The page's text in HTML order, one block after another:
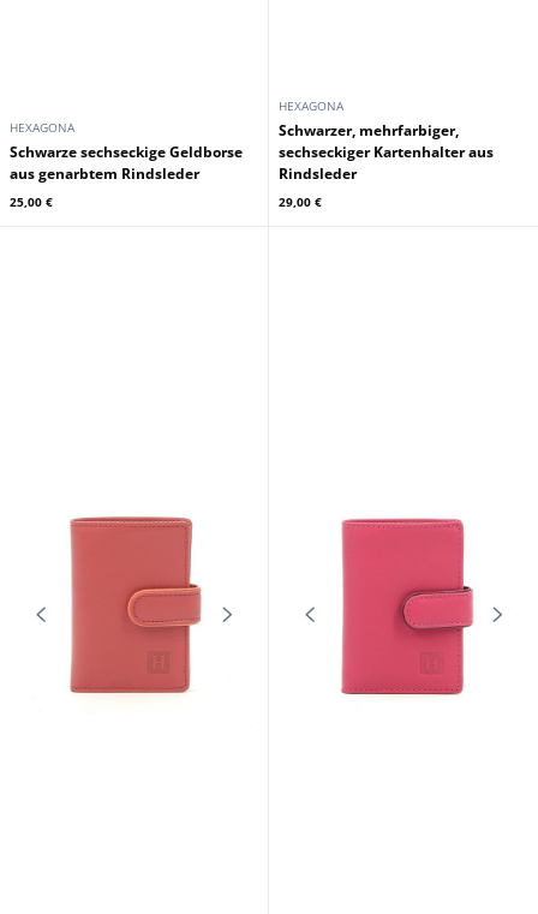
HEXAGONA
Schwarze sechseckige Geldborse
aus genarbtem Rindsleder
25,00 €
HEXAGONA
Schwarzer, mehrfarbiger,
sechseckiger Kartenhalter aus
Rindsleder
29,00 €